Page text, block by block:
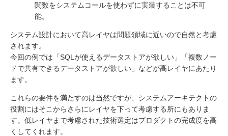
関数をシステムコールを使わずに実装することは不可
能。
システム設計において高レイヤは問題領域に近いので自然と考慮
されます。
今回の例では「SQLが使えるデータストアが欲しい」「複数ノー
ドで共有できるデータストアが欲しい」などが高レイヤにあたり
ます。
これらの要件を満たすのは当然ですが、システムアーキテクトの
役割にはそこからさらにレイヤを下って考慮する所にもありま
す。低レイヤまで考慮された技術選定はプロダクトの完成度を高
くしてくれます。